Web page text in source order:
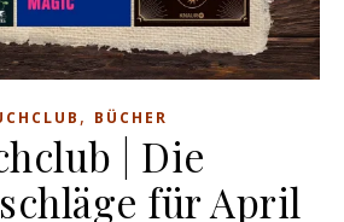
, BÜCHER
| Die
für April